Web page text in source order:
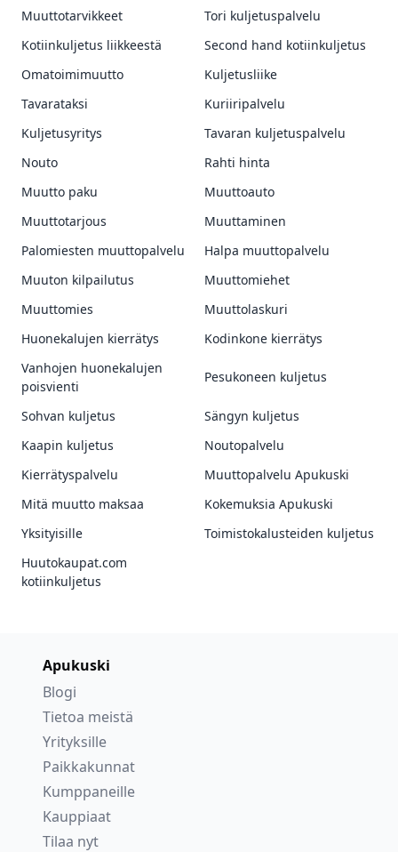
Muuttotarvikkeet
Tori kuljetuspalvelu
Kotiinkuljetus liikkeestä
Second hand kotiinkuljetus
Omatoimimuutto
Kuljetusliike
Tavarataksi
Kuriiripalvelu
Kuljetusyritys
Tavaran kuljetuspalvelu
Nouto
Rahti hinta
Muutto paku
Muuttoauto
Muuttotarjous
Muuttaminen
Palomiesten muuttopalvelu
Halpa muuttopalvelu
Muuton kilpailutus
Muuttomiehet
Muuttomies
Muuttolaskuri
Huonekalujen kierrätys
Kodinkone kierrätys
Vanhojen huonekalujen
poisvienti
Pesukoneen kuljetus
Sohvan kuljetus
Sängyn kuljetus
Kaapin kuljetus
Noutopalvelu
Kierrätyspalvelu
Muuttopalvelu Apukuski
Mitä muutto maksaa
Kokemuksia Apukuski
Yksityisille
Toimistokalusteiden kuljetus
Huutokaupat.com
kotiinkuljetus
Apukuski
Blogi
Tietoa meistä
Yrityksille
Paikkakunnat
Kumppaneille
Kauppiaat
Tilaa nyt